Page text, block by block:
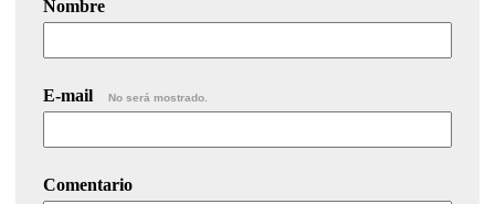
Nombre
E-mail No será mostrado.
Comentario